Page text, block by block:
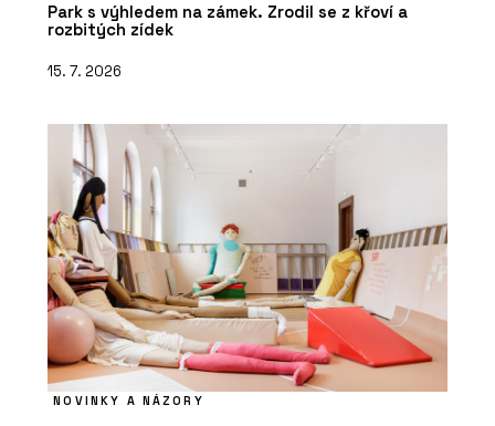
Park s výhledem na zámek. Zrodil se z křoví a
rozbitých zídek
15. 7. 2026
NOVINKY A NÁZORY